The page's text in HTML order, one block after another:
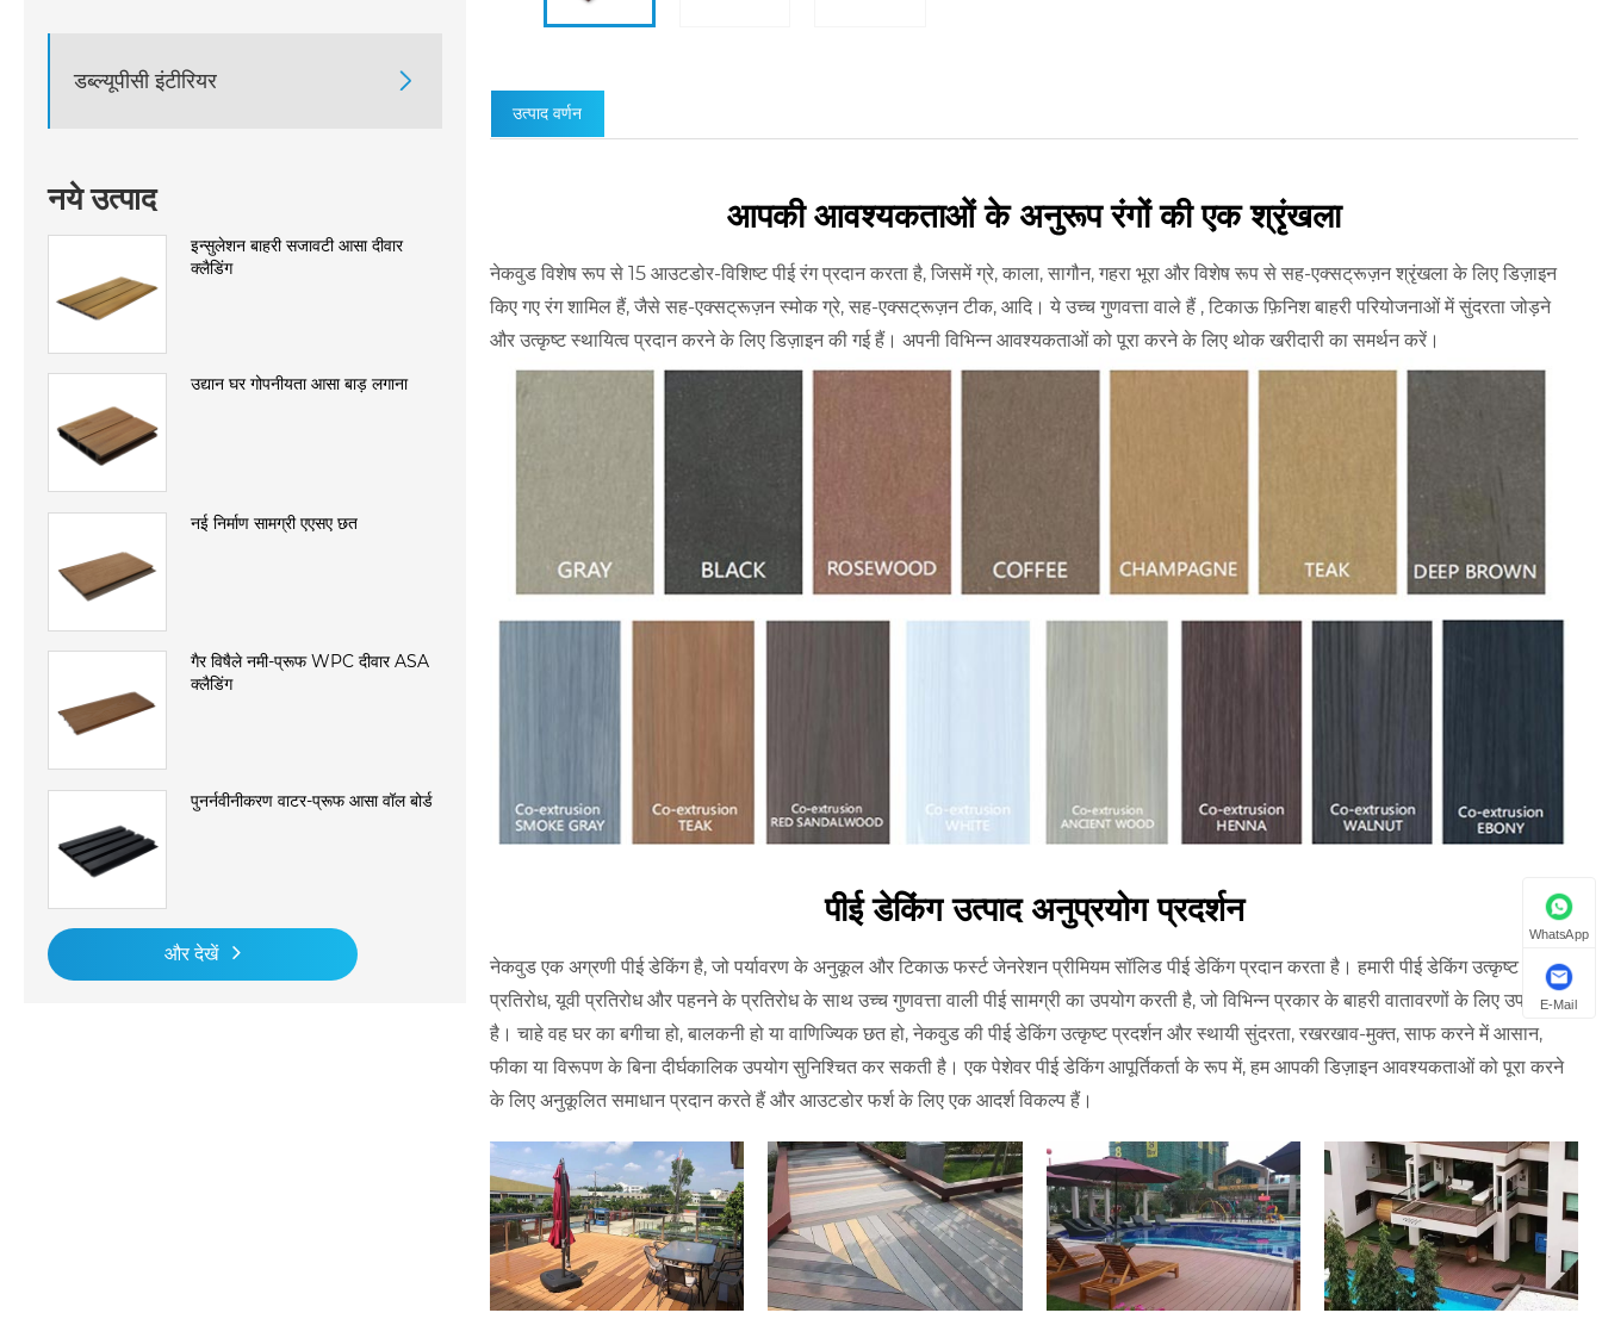
डब्ल्यूपीसी इंटीरियर 
नये उत्पाद
इन्सुलेशन बाहरी सजावटी आसा दीवार
क्लैडिंग
उद्यान घर गोपनीयता आसा बाड़ लगाना
नई निर्माण सामग्री एएसए छत
गैर विषैले नमी-प्रूफ WPC दीवार ASA
क्लैडिंग
पुनर्नवीनीकरण वाटर-प्रूफ आसा वॉल बोर्ड
और देखें
उत्पाद वर्णन
आपकी आवश्यकताओं के अनुरूप रंगों की एक श्रृंखला
नेकवुड विशेष रूप से 15 आउटडोर-विशिष्ट पीई रंग प्रदान करता है, जिसमें ग्रे, काला, सागौन, गहरा भूरा और विशेष रूप से सह-एक्सट्रूज़न श्रृंखला के लिए डिज़ाइन
किए गए रंग शामिल हैं, जैसे सह-एक्सट्रूज़न स्मोक ग्रे, सह-एक्सट्रूज़न टीक, आदि। ये उच्च गुणवत्ता वाले हैं , टिकाऊ फ़िनिश बाहरी परियोजनाओं में सुंदरता जोड़ने
और उत्कृष्ट स्थायित्व प्रदान करने के लिए डिज़ाइन की गई हैं। अपनी विभिन्न आवश्यकताओं को पूरा करने के लिए थोक खरीदारी का समर्थन करें।
पीई डेकिंग उत्पाद अनुप्रयोग प्रदर्शन
नेकवुड एक अग्रणी पीई डेकिंग है, जो पर्यावरण के अनुकूल और टिकाऊ फर्स्ट जेनरेशन प्रीमियम सॉलिड पीई डेकिंग प्रदान करता है। हमारी पीई डेकिंग उत्कृष्ट मौसम
प्रतिरोध, यूवी प्रतिरोध और पहनने के प्रतिरोध के साथ उच्च गुणवत्ता वाली पीई सामग्री का उपयोग करती है, जो विभिन्न प्रकार के बाहरी वातावरणों के लिए उपयुक्त
है। चाहे वह घर का बगीचा हो, बालकनी हो या वाणिज्यिक छत हो, नेकवुड की पीई डेकिंग उत्कृष्ट प्रदर्शन और स्थायी सुंदरता, रखरखाव-मुक्त, साफ करने में आसान,
फीका या विरूपण के बिना दीर्घकालिक उपयोग सुनिश्चित कर सकती है। एक पेशेवर पीई डेकिंग आपूर्तिकर्ता के रूप में, हम आपकी डिज़ाइन आवश्यकताओं को पूरा करने
के लिए अनुकूलित समाधान प्रदान करते हैं और आउटडोर फर्श के लिए एक आदर्श विकल्प हैं।
WhatsApp
E-Mail